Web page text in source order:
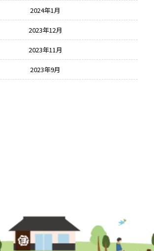
2024年1月
2023年12月
2023年11月
2023年9月